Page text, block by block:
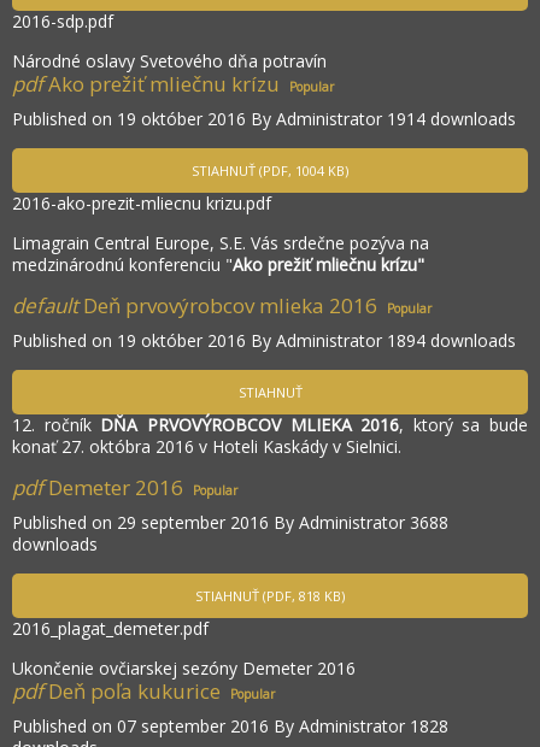
2016-sdp.pdf
Národné oslavy Svetového dňa potravín
pdfAko prežiť mliečnu krízu Popular
Published on 19 október 2016 By Administrator 1914 downloads
STIAHNUŤ (PDF, 1004 KB)
2016-ako-prezit-mliecnu krizu.pdf
Limagrain Central Europe, S.E. Vás srdečne pozýva na
medzinárodnú konferenciu "Ako prežiť mliečnu krízu"
default Deň prvovýrobcov mlieka 2016 Popular
Published on 19 október 2016 By Administrator 1894 downloads
STIAHNUŤ
12. ročník DŇA PRVOVÝROBCOV MLIEKA 2016, ktorý sa bude
konať 27. októbra 2016 v Hoteli Kaskády v Sielnici.
pdf Demeter 2016 Popular
Published on 29 september 2016 By Administrator 3688
downloads
STIAHNUŤ (PDF, 818 KB)
2016_plagat_demeter.pdf
Ukončenie ovčiarskej sezóny Demeter 2016
pdf Deň poľa kukurice Popular
Published on 07 september 2016 By Administrator 1828